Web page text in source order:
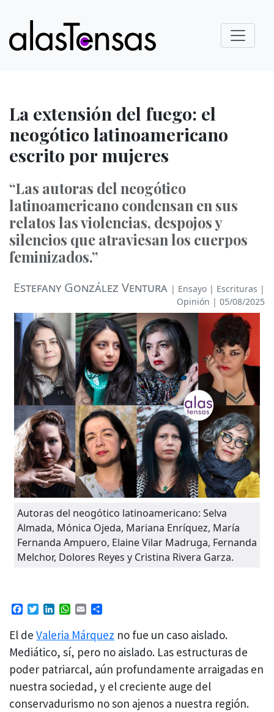
La extensión del fuego: el
neogótico latinoamericano
escrito por mujeres
“Las autoras del neogótico
latinoamericano condensan en sus
relatos las violencias, despojos y
silencios que atraviesan los cuerpos
feminizados.”
Estefany González Ventura | Ensayo | Escrituras |
Opinión | 05/08/2025
Autoras del neogótico latinoamericano: Selva
Almada, Mónica Ojeda, Mariana Enríquez, María
Fernanda Ampuero, Elaine Vilar Madruga, Fernanda
Melchor, Dolores Reyes y Cristina Rivera Garza.
Facebook
TwitterLinkedIn
WhatsApp
Email
El de Valeria Márquez no fue un caso aislado.
Mediático, sí, pero no aislado. Las estructuras de
poder patriarcal, aún profundamente arraigadas en
nuestra sociedad, y el creciente auge del
conservadurismo no son ajenos a nuestra región.